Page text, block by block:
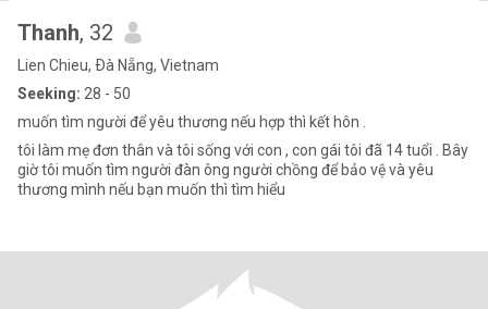
Thanh, 32
Lien Chieu, Ðà Nẵng, Vietnam
Seeking: 28 - 50
muốn tìm người để yêu thương nếu hợp thì kết hôn .
tôi làm mẹ đơn thân và tôi sống với con , con gái tôi đã 14 tuổi . Bây
giờ tôi muốn tìm người đàn ông người chồng để bảo vệ và yêu
thương mình nếu bạn muốn thì tìm hiểu